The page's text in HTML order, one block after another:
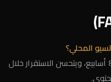
عادةً تبدأ إشارات مبكرة خلال 4–8 أسابيع، ويتحسن الاستقرار خلال